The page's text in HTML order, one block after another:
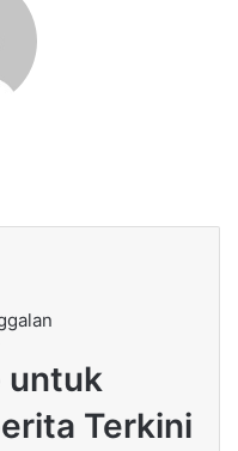
untuk
Terkini